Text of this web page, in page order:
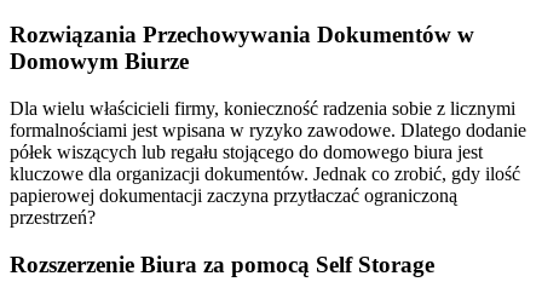
Rozwiązania Przechowywania Dokumentów w
Domowym Biurze
Dla wielu właścicieli firmy, konieczność radzenia sobie z licznymi
formalnościami jest wpisana w ryzyko zawodowe. Dlatego dodanie
półek wiszących lub regału stojącego do domowego biura jest
kluczowe dla organizacji dokumentów. Jednak co zrobić, gdy ilość
papierowej dokumentacji zaczyna przytłaczać ograniczoną
przestrzeń?
Rozszerzenie Biura za pomocą Self Storage